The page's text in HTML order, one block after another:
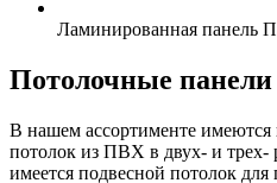
Ламинированная панель
Потолочные
В нашем ассортименте
потолок из ПВХ в двух- и
имеется подвесной потолок